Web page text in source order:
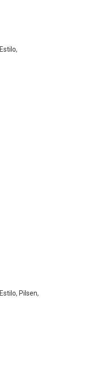
Estilo,
Estilo, Pilsen,